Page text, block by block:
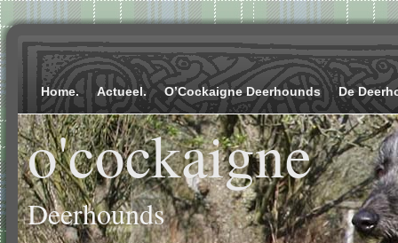
Home. Actueel. O’Cockaigne Deerhounds De
o'cockaigne
Deerhounds